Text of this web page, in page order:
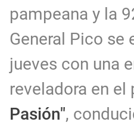
pampeana y la
General Pico se
jueves con una
reveladora en el
Pasión",